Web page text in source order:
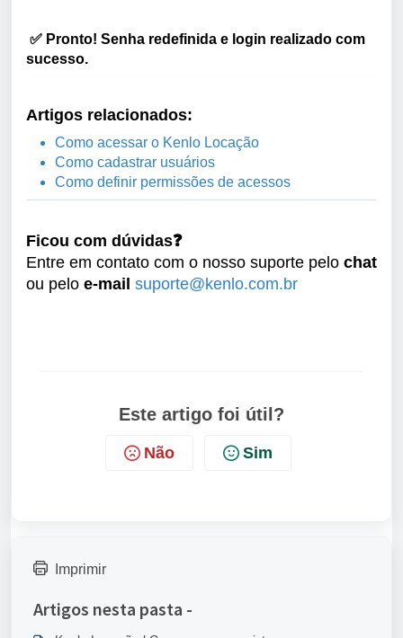
✅ Pronto! Senha redefinida e login realizado com
sucesso.
Artigos relacionados:
Como acessar o Kenlo Locação
Como cadastrar usuários
Como definir permissões de acessos
Ficou com dúvidas❓
Entre em contato com o nosso suporte pelo chat
ou pelo e-mail suporte@kenlo.com.br
Este artigo foi útil?
Não Sim
Imprimir
Artigos nesta pasta -